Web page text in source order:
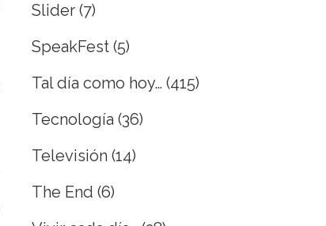
Slider (7)
SpeakFest (5)
Tal día como hoy… (415)
Tecnología (36)
Televisión (14)
The End (6)